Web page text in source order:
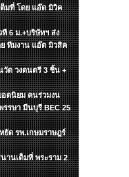
มที่ โดย แอ๊ด มิวิค
ที 6 ม.+บริษัทฯ ส่ง
ทีมงาน แอ๊ด มิวสิค
วัด วงดนตรี 3 ชิ้น +
อดนิยม คนร่วมงน
รษา มีนบุรี BEC 25
ยัด รพ.เกษมราษฎร์
านเต็มที่ พระราม 2